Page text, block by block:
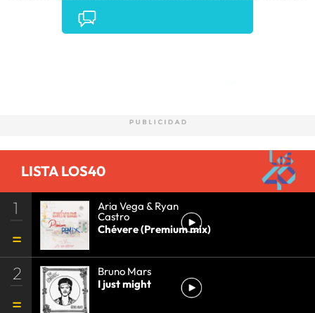
LISTA LOS40
1 Aria Vega & Ryan
Castro
Chévere (Premium mix)
2
Bruno Mars
I just might